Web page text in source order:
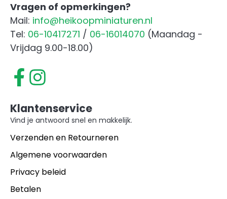
Vragen of opmerkingen?
Mail: info@heikoopminiaturen.nl
Tel: 06-10417271 / 06-16014070 (Maandag -
Vrijdag 9.00-18.00)
Klantenservice
Vind je antwoord snel en makkelijk.
Verzenden en Retourneren
Algemene voorwaarden
Privacy beleid
Betalen